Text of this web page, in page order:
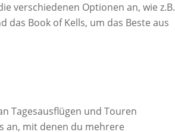
verschiedenen Optionen an, wie z.B.
das Book of Kells, um das Beste aus
Tagesausflügen und Touren
an, mit denen du mehrere